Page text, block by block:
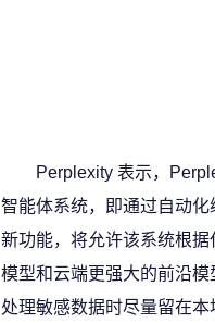
Perplexity 表示，
智能体系统，即通过自动
新功能，将允许该系统根
模型和云端更强大的前沿
处理敏感数据时尽量留在本